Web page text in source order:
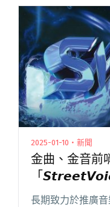
2025-01-10・新聞
金曲、金音前
「
音樂趨勢大獎
長期致力於推廣